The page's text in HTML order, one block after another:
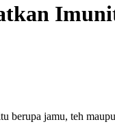
berupa jamu, teh